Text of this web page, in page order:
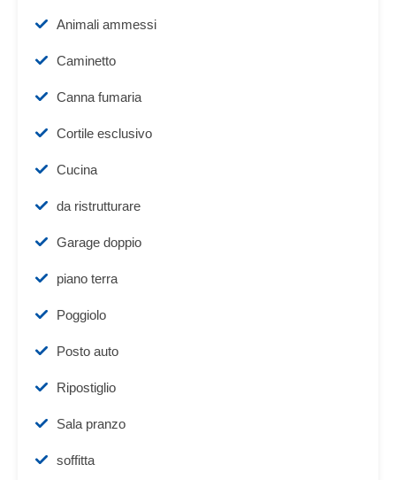
Animali ammessi
Caminetto
Canna fumaria
Cortile esclusivo
Cucina
da ristrutturare
Garage doppio
piano terra
Poggiolo
Posto auto
Ripostiglio
Sala pranzo
soffitta